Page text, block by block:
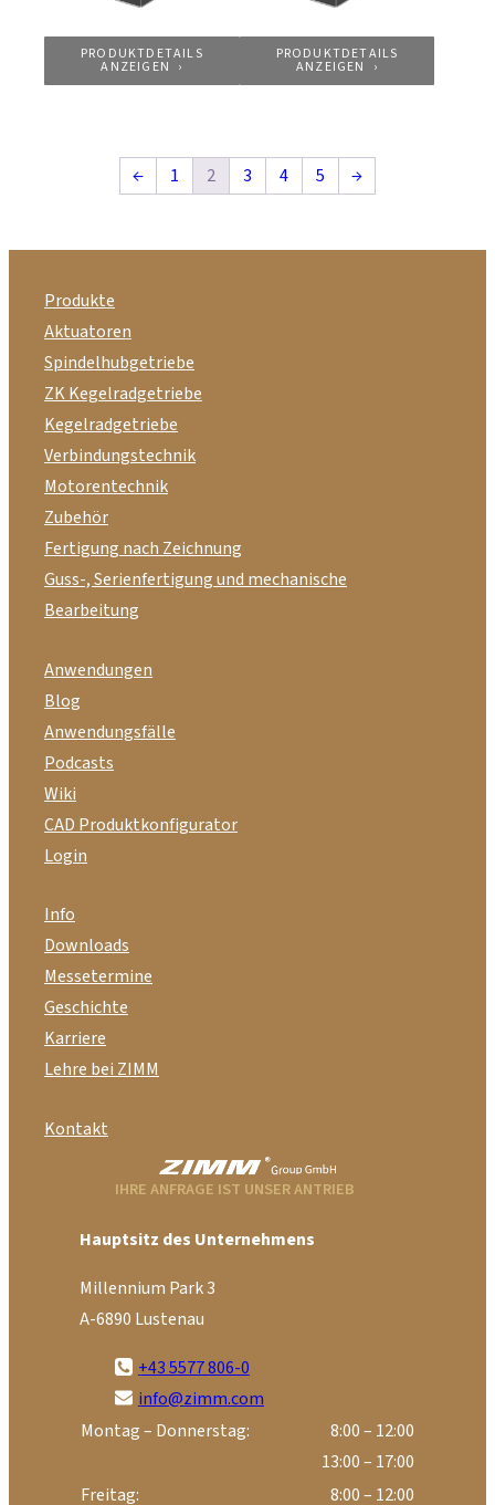
PRODUKTDETAILS
ANZEIGEN
PRODUKTDETAILS
ANZEIGEN
← 1 2 3 4 5 →
Produkte
Aktuatoren
Spindelhubgetriebe
ZK Kegelradgetriebe
Kegelradgetriebe
Verbindungstechnik
Motorentechnik
Zubehör
Fertigung nach Zeichnung
Guss-, Serienfertigung und mechanische
Bearbeitung
Anwendungen
Blog
Anwendungsfälle
Podcasts
Wiki
CAD Produktkonfigurator
Login
Info
Downloads
Messetermine
Geschichte
Karriere
Lehre bei ZIMM
Kontakt
IHRE ANFRAGE IST UNSER ANTRIEB
Hauptsitz des Unternehmens
Millennium Park 3
A-6890 Lustenau
+43 5577 806-0
info@zimm.com
Montag – Donnerstag:
8:00 – 12:00
13:00 – 17:00
Freitag:
8:00 – 12:00